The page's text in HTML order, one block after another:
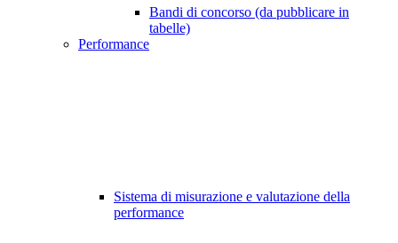
Bandi di concorso (da pubblicare in
tabelle)
Performance
Sistema di misurazione e valutazione della
performance